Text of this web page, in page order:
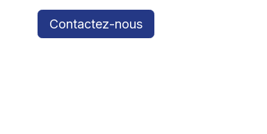
Contactez-nous